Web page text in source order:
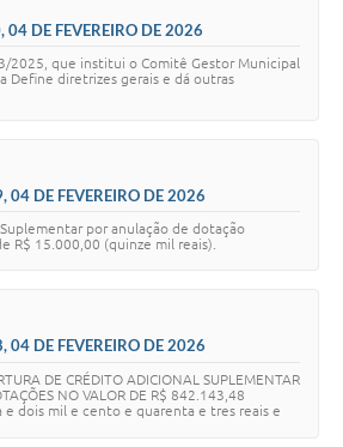
04 DE FEVEREIRO DE 2026
2025, que institui o Comitê Gestor Municipal
Define diretrizes gerais e dá outras
04 DE FEVEREIRO DE 2026
por anulação de dotação
R$ 15.000,00 (quinze mil reais).
04 DE FEVEREIRO DE 2026
DE CRÉDITO ADICIONAL SUPLEMENTAR
NO VALOR DE R$ 842.143,48
dois mil e cento e quarenta e tres reais e